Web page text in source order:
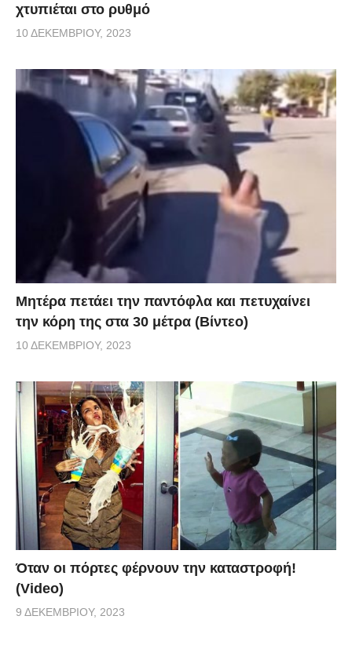
χτυπιέται στο ρυθμό
10 ΔΕΚΕΜΒΡΊΟΥ, 2023
Μητέρα πετάει την παντόφλα και πετυχαίνει
την κόρη της στα 30 μέτρα (Βίντεο)
10 ΔΕΚΕΜΒΡΊΟΥ, 2023
Όταν οι πόρτες φέρνουν την καταστροφή!
(Video)
9 ΔΕΚΕΜΒΡΊΟΥ, 2023